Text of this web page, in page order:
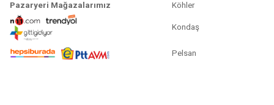
Pazaryeri Mağazalarımız
Köhler
Kondaş
Pelsan